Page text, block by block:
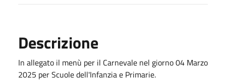
Descrizione
In allegato il menù per il Carnevale nel giorno 04 Marzo
2025 per Scuole dell'Infanzia e Primarie.